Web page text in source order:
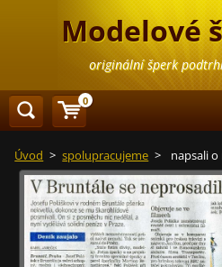
Modelové
originální šperk
Úvod > spolupracujeme > napsali o
0